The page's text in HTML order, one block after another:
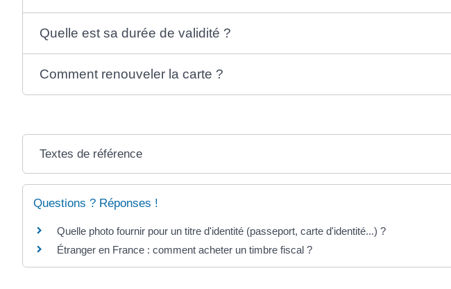
Quelle est sa durée de validité ?
Comment renouveler la carte ?
Textes de référence
Questions ? Réponses !
Quelle photo fournir pour un titre d'identité (passeport, carte d'identité...) ?
Étranger en France : comment acheter un timbre fiscal ?